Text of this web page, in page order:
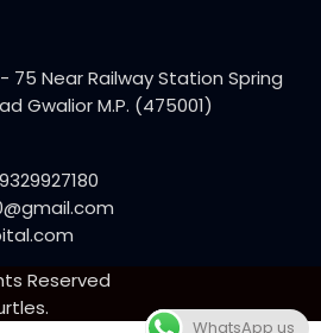
75 Near Railway Station Spring
Gwalior M.P. (475001)
Reserved
.
WhatsApp us